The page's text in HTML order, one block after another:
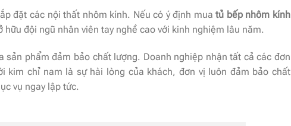
đặt các nội thất nhôm kính. Nếu có ý định muatủ bếp nhôm kính
hữu đội ngũ nhân viên tay nghề cao với kinh nghiệm lâu năm.
phẩm đảm bảo chất lượng. Doanh nghiệp nhận tất cả các đơn
kim chỉ nam là sự hài lòng của khách, đơn vị luôn đảm bảo chất
vụ ngay lập tức.